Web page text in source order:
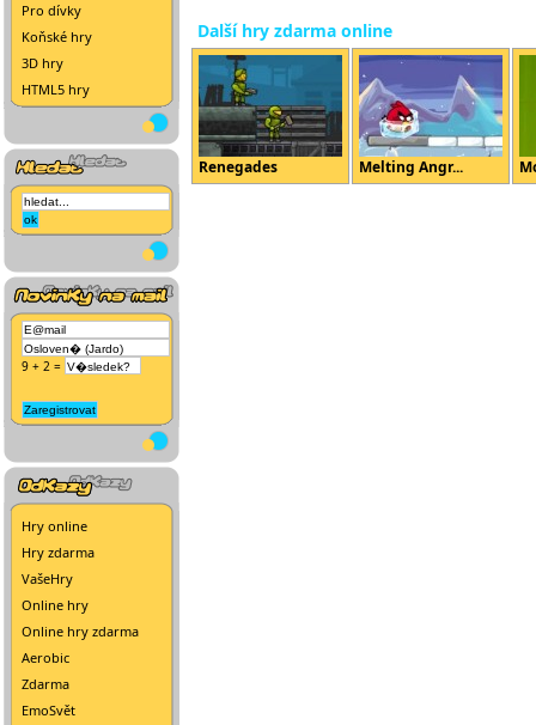
Pro dívky
Koňské hry
3D hry
HTML5 hry
9 + 2 =
Hry online
Hry zdarma
VašeHry
Online hry
Online hry zdarma
Aerobic
Zdarma
EmoSvět
Další hry zdarma online
Renegades Melting Angr...